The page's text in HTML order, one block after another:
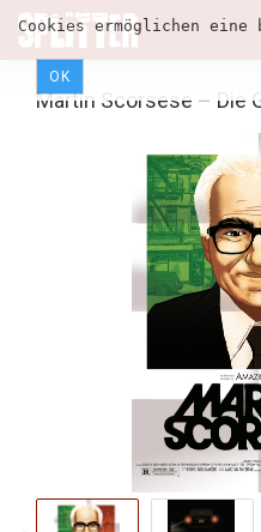
Cookies ermöglichen
OK
Martin Scorsese – Die